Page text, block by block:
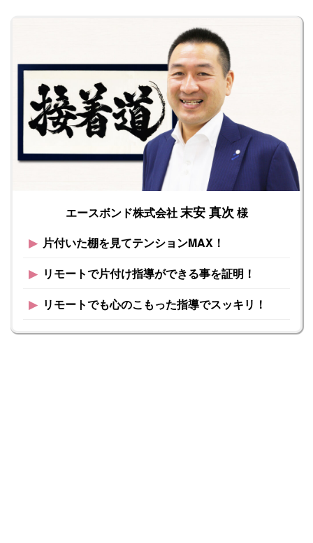
エースボンド株式会社末安 真次 様
▶︎ 片付いた棚を見てテンションMAX！
▶︎ リモートで片付け指導ができる事を証明！
▶︎ リモートでも心のこもった指導でスッキリ！